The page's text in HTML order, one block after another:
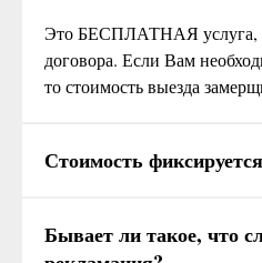
Это БЕСПЛАТНАЯ услуга,
договора. Если Вам
то стоимость выезда
Стоимость
Бывает ли такое, что